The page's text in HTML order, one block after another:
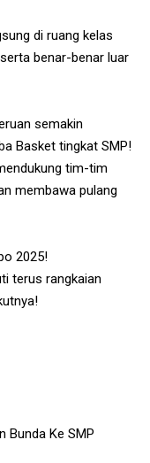
di ruang kelas
benar-benar luar
semakin
Basket tingkat SMP!
tim-tim
membawa pulang
2025!
terus rangkaian
Bunda Ke SMP